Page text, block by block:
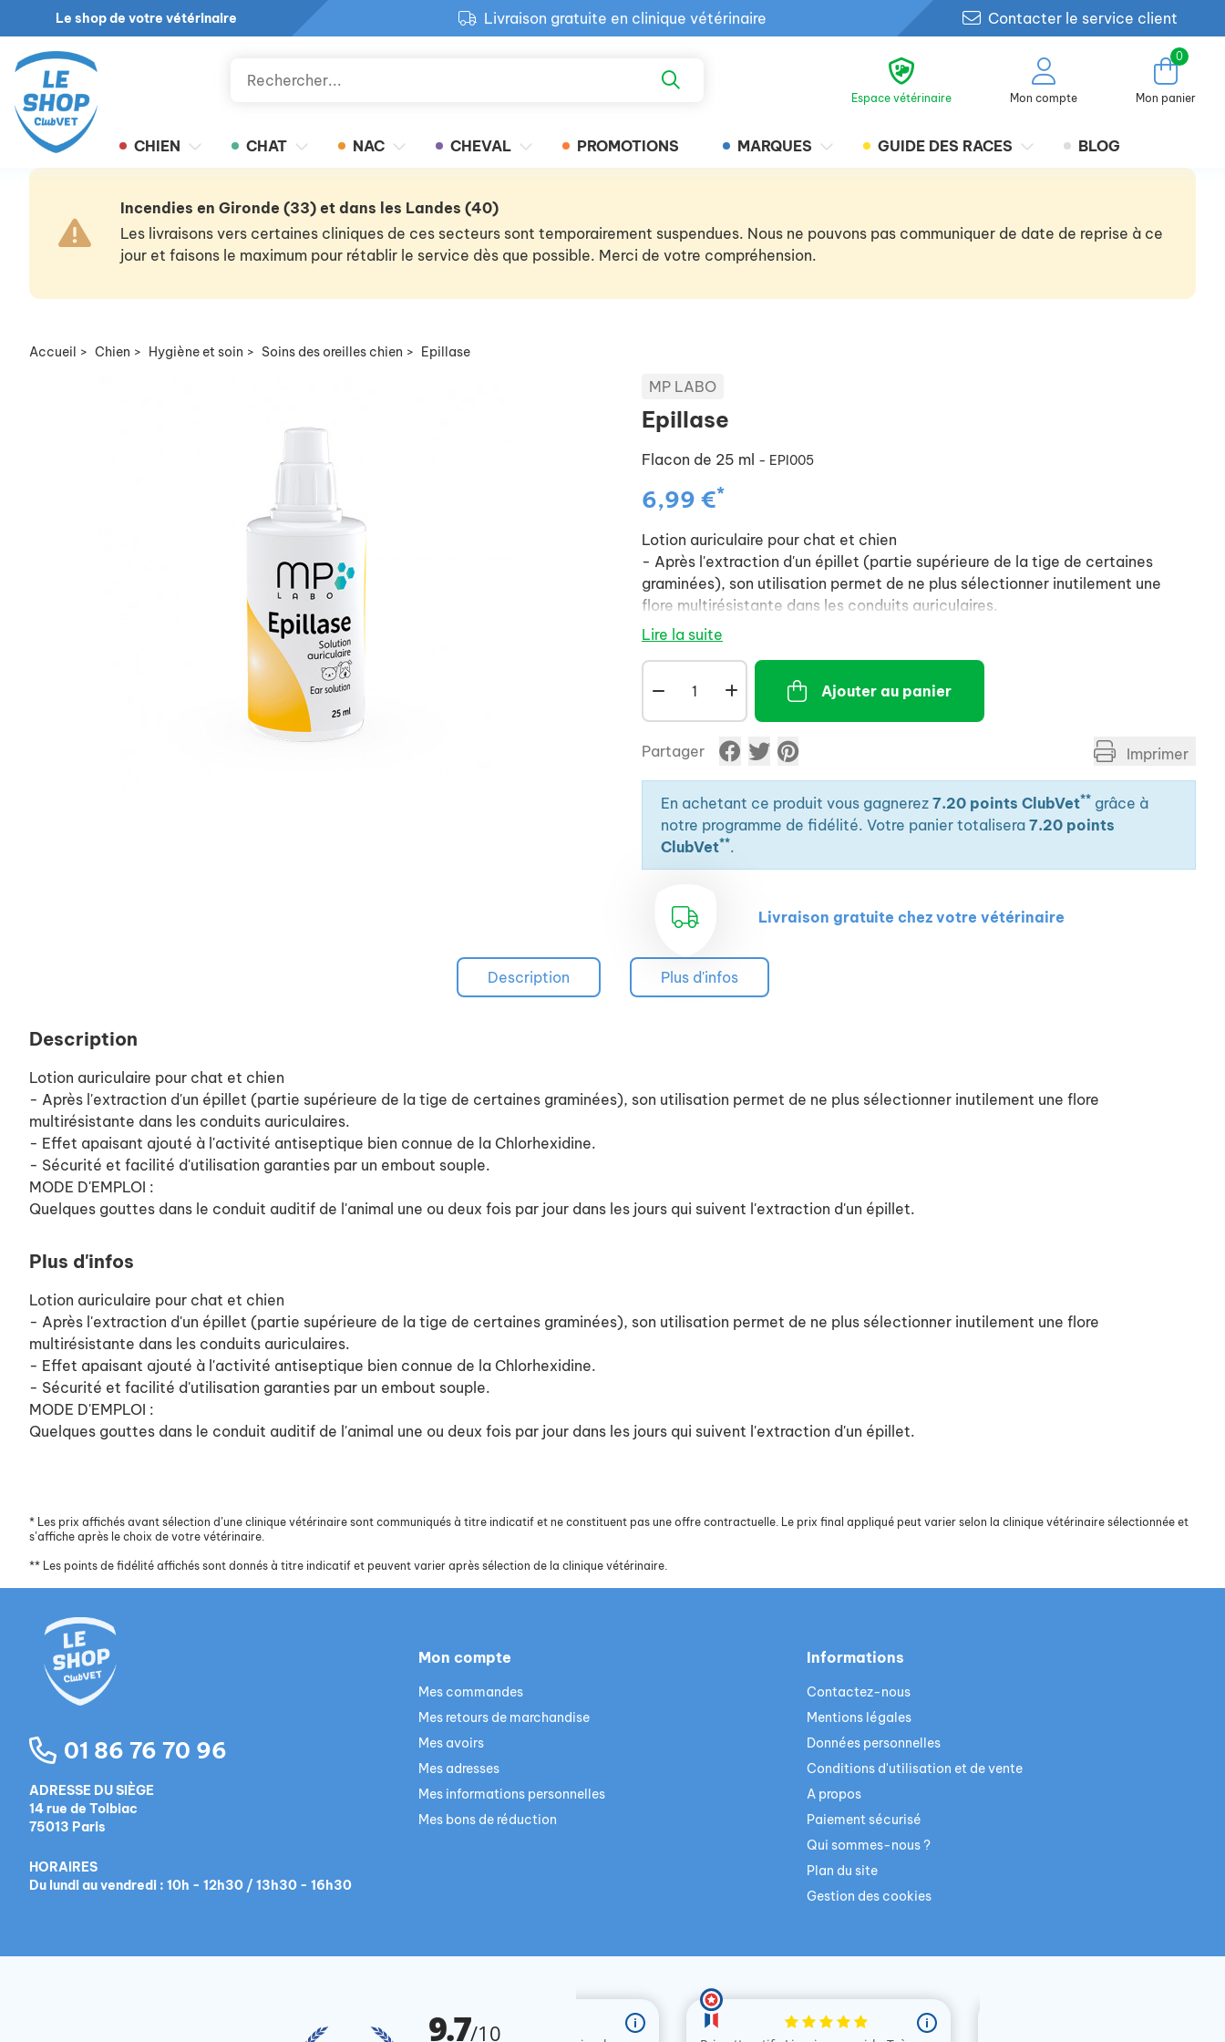
Le shop de votre vétérinaire
Livraison gratuite en clinique vétérinaire
Retour produit gratuit en clinique
Contacter le service client
Espace vétérinaire Mon compte
0
Mon panier
CHIEN CHAT NAC CHEVAL PROMOTIONS MARQUES GUIDE DES RACES BLOG
Incendies en Gironde (33) et dans les Landes (40)
Les livraisons vers certaines cliniques de ces secteurs sont temporairement suspendues. Nous ne pouvons pas communiquer de date de reprise à ce
jour et faisons le maximum pour rétablir le service dès que possible. Merci de votre compréhension.
Accueil > Chien > Hygiène et soin > Soins des oreilles chien > Epillase
MP LABO
Epillase
Flacon de 25 ml - EPI005
6,99 €*
Lotion auriculaire pour chat et chien
- Après l'extraction d'un épillet (partie supérieure de la tige de certaines
graminées), son utilisation permet de ne plus sélectionner inutilement une
flore multirésistante dans les conduits auriculaires.
- Effet apaisant ajouté à l'activité antiseptique bien connue de la
- Sécurité et facilité d'utilisation garanties par un embout souple.
MODE D'EMPLOI :
Quelques gouttes dans le conduit auditif de l'animal une ou deux fois par jour
dans les jours qui suivent l'extraction d'un épillet.
Lire la suite
Ajouter au panier
Partager Imprimer
En achetant ce produit vous gagnerez 7.20 points ClubVet** grâce à
notre programme de fidélité. Votre panier totalisera 7.20 points
ClubVet**.
Livraison gratuite chez votre vétérinaire
Description Plus d'infos
Description
Lotion auriculaire pour chat et chien
- Après l'extraction d'un épillet (partie supérieure de la tige de certaines graminées), son utilisation permet de ne plus sélectionner inutilement une flore
multirésistante dans les conduits auriculaires.
- Effet apaisant ajouté à l'activité antiseptique bien connue de la Chlorhexidine.
- Sécurité et facilité d'utilisation garanties par un embout souple.
MODE D'EMPLOI :
Quelques gouttes dans le conduit auditif de l'animal une ou deux fois par jour dans les jours qui suivent l'extraction d'un épillet.
Plus d'infos
Lotion auriculaire pour chat et chien
- Après l'extraction d'un épillet (partie supérieure de la tige de certaines graminées), son utilisation permet de ne plus sélectionner inutilement une flore
multirésistante dans les conduits auriculaires.
- Effet apaisant ajouté à l'activité antiseptique bien connue de la Chlorhexidine.
- Sécurité et facilité d'utilisation garanties par un embout souple.
MODE D'EMPLOI :
Quelques gouttes dans le conduit auditif de l'animal une ou deux fois par jour dans les jours qui suivent l'extraction d'un épillet.
* Les prix affichés avant sélection d’une clinique vétérinaire sont communiqués à titre indicatif et ne constituent pas une offre contractuelle. Le prix final appliqué peut varier selon la clinique vétérinaire sélectionnée et
s’affiche après le choix de votre vétérinaire.
** Les points de fidélité affichés sont donnés à titre indicatif et peuvent varier après sélection de la clinique vétérinaire.
01 86 76 70 96
ADRESSE DU SIÈGE
14 rue de Tolbiac
75013 Paris
HORAIRES
Du lundi au vendredi : 10h - 12h30 / 13h30 - 16h30
Mon compte
Mes commandes
Mes retours de marchandise
Mes avoirs
Mes adresses
Mes informations personnelles
Mes bons de réduction
Informations
Contactez-nous
Mentions légales
Données personnelles
Conditions d'utilisation et de vente
A propos
Paiement sécurisé
Qui sommes-nous ?
Plan du site
Gestion des cookies